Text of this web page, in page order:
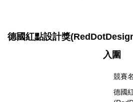
德國紅點設計獎
入圍
競賽
德國